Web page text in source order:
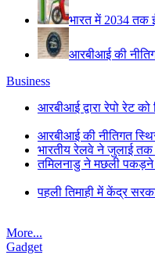
भारत में 2034 तक
आरबीआई की
Business
आरबीआई द्वारा रेपो रेट
आरबीआई की नीतिगत
भारतीय रेलवे ने जुलाई तक
तमिलनाडु ने मछली पकड़ने
पहली तिमाही में केंद्र
More...
Gadget